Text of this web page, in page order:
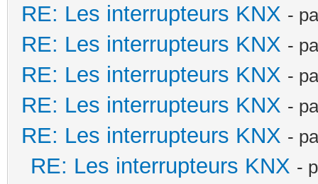
RE: Les interrupteurs KNX -
RE: Les interrupteurs KNX -
RE: Les interrupteurs KNX -
RE: Les interrupteurs KNX -
RE: Les interrupteurs KNX -
RE: Les interrupteurs KNX -